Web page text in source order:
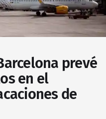
prevé
en el
de